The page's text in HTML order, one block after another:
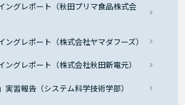
ングレポート（秋田プリマ食品株式会
ングレポート（株式会社ヤマダフーズ）
ングレポート（株式会社秋田新電元）
実習報告（システム科学技術学部）